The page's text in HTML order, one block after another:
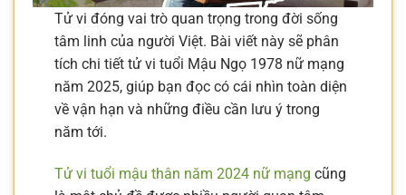
Tử vi đóng vai trò quan trọng trong đời sống
tâm linh của người Việt. Bài viết này sẽ phân
tích chi tiết tử vi tuổi Mậu Ngọ 1978 nữ mạng
năm 2025, giúp bạn đọc có cái nhìn toàn diện
về vận hạn và những điều cần lưu ý trong
năm tới.
Tử vi tuổi mậu thân năm 2024 nữ mạng cũng